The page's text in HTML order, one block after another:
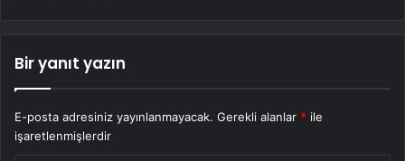
Bir yanıt yazın
E-posta adresiniz yayınlanmayacak. Gerekli alanlar * ile
işaretlenmişlerdir